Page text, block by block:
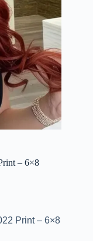
– 6×8
Print – 6×8